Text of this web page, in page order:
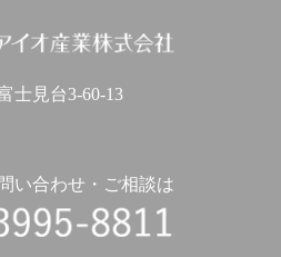
会社
士見台3-60-13
い合わせ・ご相談は